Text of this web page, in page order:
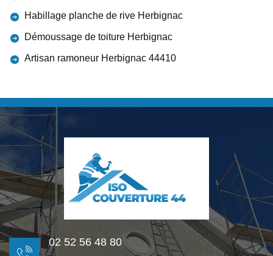
Habillage planche de rive Herbignac
Démoussage de toiture Herbignac
Artisan ramoneur Herbignac 44410
02 52 56 48 80